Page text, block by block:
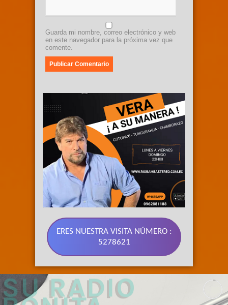
Guarda mi nombre, correo electrónico y web
en este navegador para la próxima vez que
comente.
ERES NUESTRA VISITA NÚMERO :
5278621
89.3 FM